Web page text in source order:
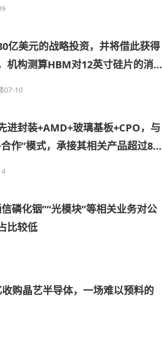
亿美元的战略投资，并将借此获得
机构测算HBM对12英寸硅片的消耗
07-10
进封装+AMD+玻璃基板+CPO，与
作”模式，承接其相关产品超过8成
磷化铟”“光模块”等相关业务对公
比较低
购晶艺半导体，一场难以预料的